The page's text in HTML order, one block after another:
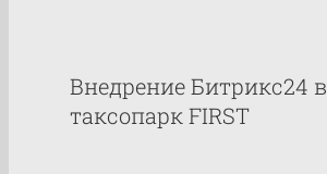
Внедрение Битрикс24 в
таксопарк FIRST